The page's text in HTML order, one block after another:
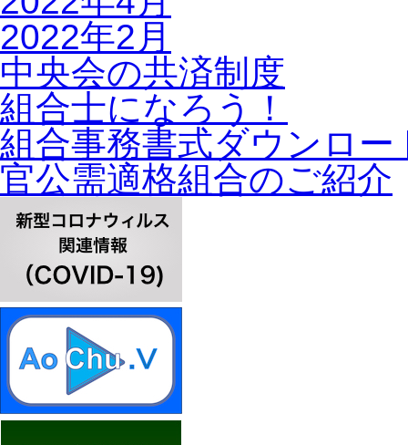
2022年2月
中央会の共済制度
組合士になろう！
組合事務書式ダウンロー
官公需適格組合のご紹介